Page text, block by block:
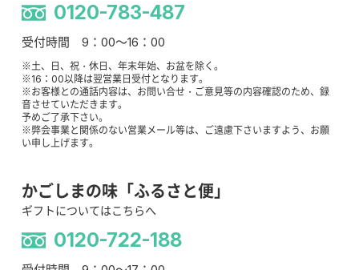
0120-783-487
受付時間 9：00～16：00
※土、日、祝・休日、年末年始、お盆を除く。
※16：00以降は翌営業日受付となります。
※お客様との通話内容は、お問い合せ・ご意見等の内容確認のため、録
音させていただきます。
予めご了承下さい。
※弊会事業と関係のない営業メール等は、ご遠慮下さいますよう、お願
い申し上げます。
かごしまの味「ふるさと便」
ギフトについてはこちらへ
0120-722-188